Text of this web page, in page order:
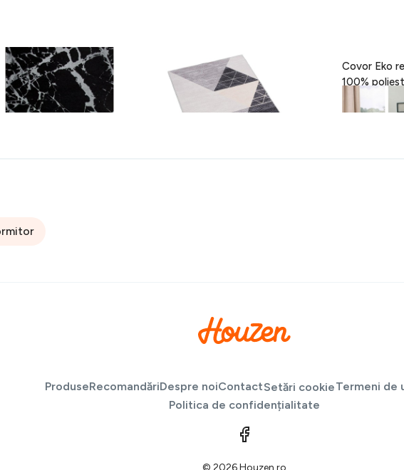
rezistent SM 21 - Black,
XW, 80x300 cm
Covor Eva, Heinner, 160 x 230 cm,
100% poliester, gri
189 lei
Covor Eko
418 lei
ProduseRecomandăriDespre noiContactSetări cookieTermeni de
Politica de confidențialitate